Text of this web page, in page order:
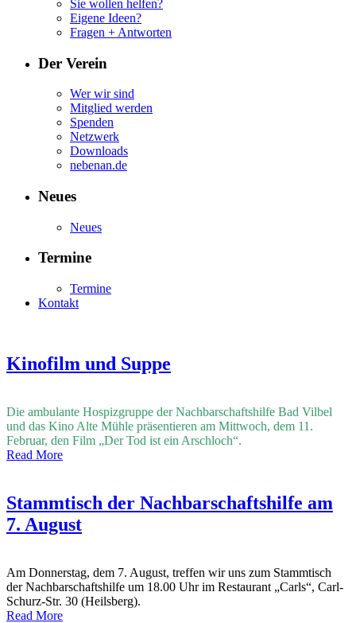
Sie wollen helfen?
Eigene Ideen?
Fragen + Antworten
Der Verein
Wer wir sind
Mitglied werden
Spenden
Netzwerk
Downloads
nebenan.de
Neues
Neues
Termine
Termine
Kontakt
Kinofilm und Suppe
Die ambulante Hospizgruppe der Nachbarschaftshilfe Bad Vilbel
und das Kino Alte Mühle präsentieren am Mittwoch, dem 11.
Februar, den Film „Der Tod ist ein Arschloch“.
Read More
Stammtisch der Nachbarschaftshilfe am
7. August
Am Donnerstag, dem 7. August, treffen wir uns zum Stammtisch
der Nachbarschaftshilfe um 18.00 Uhr im Restaurant „Carls“, Carl-
Schurz-Str. 30 (Heilsberg).
Read More